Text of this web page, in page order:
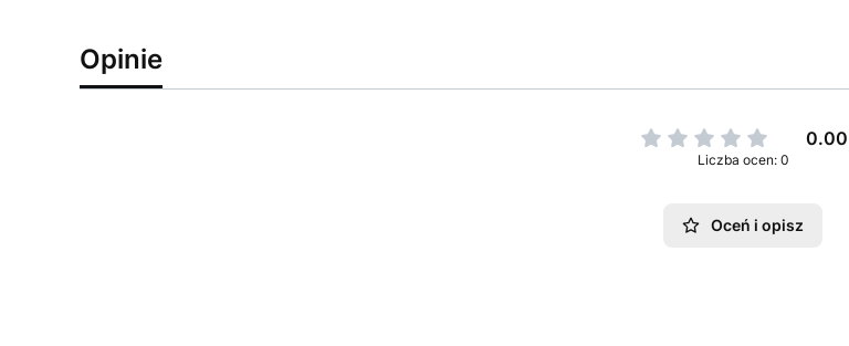
Opinie
0.00
Liczba ocen: 0
Oceń i opisz